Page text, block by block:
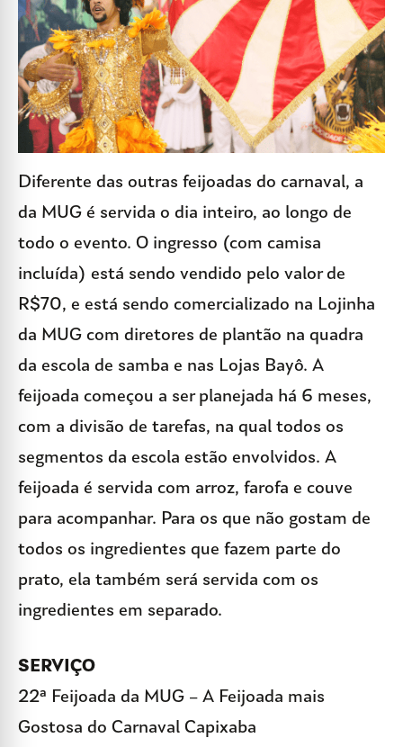
Diferente das outras feijoadas do carnaval, a
da MUG é servida o dia inteiro, ao longo de
todo o evento. O ingresso (com camisa
incluída) está sendo vendido pelo valor de
R$70, e está sendo comercializado na Lojinha
da MUG com diretores de plantão na quadra
da escola de samba e nas Lojas Bayô. A
feijoada começou a ser planejada há 6 meses,
com a divisão de tarefas, na qual todos os
segmentos da escola estão envolvidos. A
feijoada é servida com arroz, farofa e couve
para acompanhar. Para os que não gostam de
todos os ingredientes que fazem parte do
prato, ela também será servida com os
ingredientes em separado.
SERVIÇO
22ª Feijoada da MUG – A Feijoada mais
Gostosa do Carnaval Capixaba